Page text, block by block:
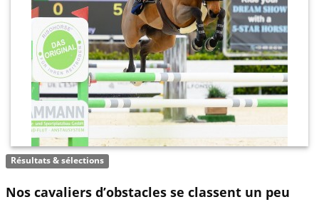
Résultats & sélections
Nos cavaliers d’obstacles se classent un peu